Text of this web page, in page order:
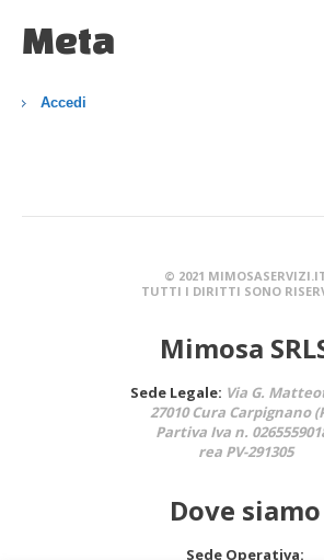
Meta
Accedi
© 2021
TUTTI I DIRITTI SONO
Mimosa
Sede Legale: Via G.
27010 Cura Carpignano
Partiva Iva n.
rea PV-291305
Dove siamo
Sede Operativa: